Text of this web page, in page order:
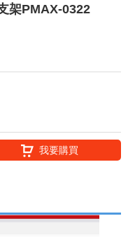
架PMAX-0322
我要購買